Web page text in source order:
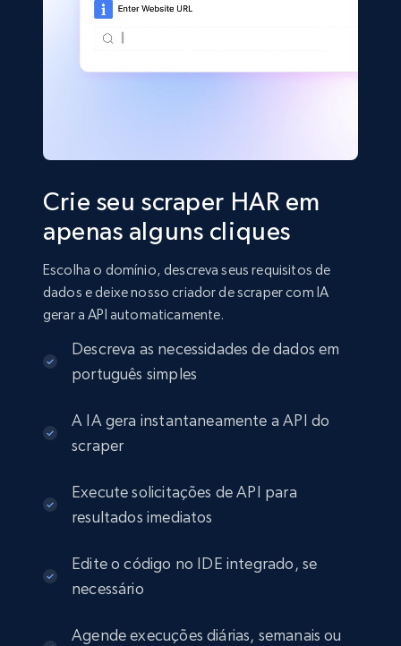
Crie seu scraper HAR em
apenas alguns cliques
Escolha o domínio, descreva seus requisitos de
dados e deixe nosso criador de scraper com IA
gerar a API automaticamente.
Descreva as necessidades de dados em
português simples
A IA gera instantaneamente a API do
scraper
Execute solicitações de API para
resultados imediatos
Edite o código no IDE integrado, se
necessário
Agende execuções diárias, semanais ou